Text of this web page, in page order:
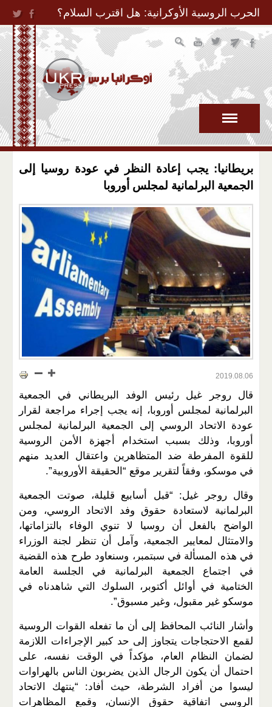
Jump to Navigation
الحرب الروسية الأوكرانية: هل اقترب السلام؟
بريطانيا: يجب إعادة النظر في عودة روسيا إلى
الجمعية البرلمانية لمجلس أوروبا
2019.08.06
قال روجر غيل رئيس الوفد البريطاني في الجمعية
البرلمانية لمجلس أوروبا، إنه يجب إجراء مراجعة لقرار
عودة الاتحاد الروسي إلى الجمعية البرلمانية لمجلس
أوروبا، وذلك بسبب استخدام أجهزة الأمن الروسية
للقوة المفرطة ضد المتظاهرين واعتقال العديد منهم
في موسكو، وفقاً لتقرير موقع “الحقيقة الأوروبية”.
وقال روجر غيل: “قبل أسابيع قليلة، صوتت الجمعية
البرلمانية لاستعادة حقوق وفد الاتحاد الروسي، ومن
الواضح بالفعل أن روسيا لا تنوي الوفاء بالتزاماتها،
والامتثال لمعايير الجمعية، وآمل أن تنظر لجنة الوزراء
في هذه المسألة في سبتمبر، وسنعاود طرح هذه القضية
في اجتماع الجمعية البرلمانية في الجلسة العامة
الختامية في أوائل أكتوبر، السلوك التي شاهدناه في
موسكو غير مقبول، وغير مسبوق”.
وأشار النائب المحافظ إلى أن ما تفعله القوات الروسية
لقمع الاحتجاجات يتجاوز إلى حد كبير الإجراءات اللازمة
لضمان النظام العام، مؤكداً في الوقت نفسه، على
احتمال أن يكون الرجال الذين يضربون الناس بالهراوات
ليسوا من أفراد الشرطة، حيث أفاد: “ينتهك الاتحاد
الروسي اتفاقية حقوق الإنسان، وقمع المظاهرات